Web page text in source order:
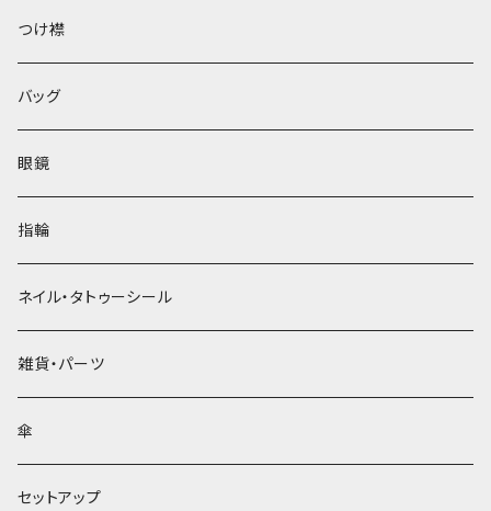
ベレー帽
つけ襟
バッグ
眼鏡
指輪
ネイル・タトゥーシール
雑貨・パーツ
傘
セットアップ